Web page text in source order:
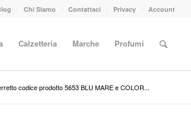
Chi Siamo Contattaci Privacy Account
Calzetteria Marche Profumi
codice prodotto 5653 BLU MARE e COLOR...